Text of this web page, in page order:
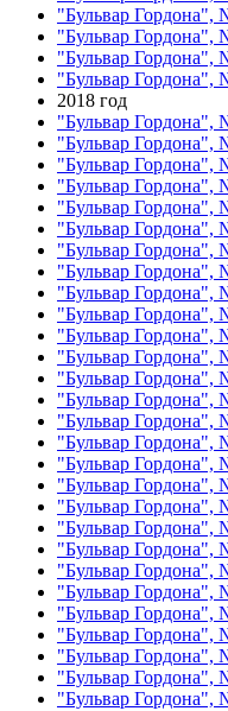
"Бульвар Гордона",
"Бульвар Гордона",
"Бульвар Гордона",
"Бульвар Гордона",
2018 год
"Бульвар Гордона",
"Бульвар Гордона",
"Бульвар Гордона",
"Бульвар Гордона",
"Бульвар Гордона",
"Бульвар Гордона",
"Бульвар Гордона",
"Бульвар Гордона",
"Бульвар Гордона",
"Бульвар Гордона",
"Бульвар Гордона",
"Бульвар Гордона",
"Бульвар Гордона",
"Бульвар Гордона",
"Бульвар Гордона",
"Бульвар Гордона",
"Бульвар Гордона",
"Бульвар Гордона",
"Бульвар Гордона",
"Бульвар Гордона",
"Бульвар Гордона",
"Бульвар Гордона",
"Бульвар Гордона",
"Бульвар Гордона",
"Бульвар Гордона",
"Бульвар Гордона",
"Бульвар Гордона",
"Бульвар Гордона",